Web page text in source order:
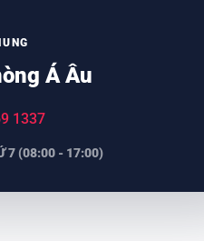
Á Âu
1337
7 (08:00 - 17:00)